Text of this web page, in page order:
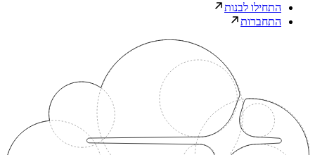
התחילו לבנות
התחברות